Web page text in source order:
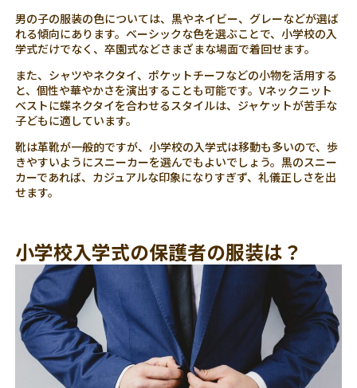
男の子の服装の色については、黒やネイビー、グレーなどが選ば
れる傾向にあります。ベーシックな色を選ぶことで、小学校の入
学式だけでなく、卒園式などさまざまな場面で着回せます。
また、シャツやネクタイ、ポケットチーフなどの小物を活用する
と、個性や華やかさを演出することも可能です。Vネックニット
ベストに蝶ネクタイを合わせるスタイルは、ジャケットが苦手な
子どもに適しています。
靴は革靴が一般的ですが、小学校の入学式は移動も多いので、歩
きやすいようにスニーカーを選んでもよいでしょう。黒のスニー
カーであれば、カジュアルな印象になりすぎず、礼儀正しさを出
せます。
小学校入学式の保護者の服装は？